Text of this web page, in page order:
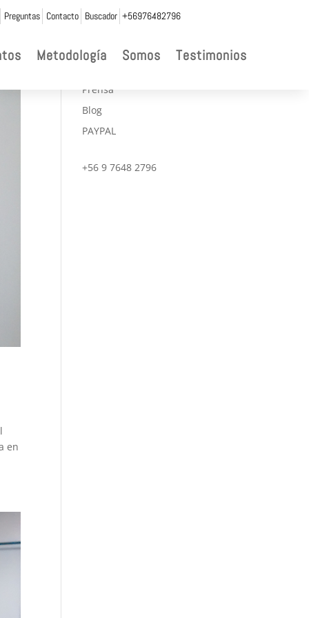
Preguntas Contacto Buscador +56976482796
Metodología Somos Testimonios
en
Prensa
Blog
PAYPAL
+56 9 7648 2796